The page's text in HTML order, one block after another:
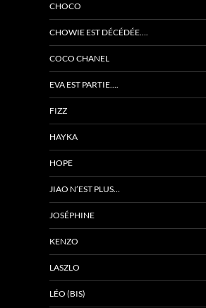
CHOCO
CHOWIE EST DÉCÉDÉE….
COCO CHANEL
EVA EST PARTIE….
FIZZ
HAYKA
HOPE
JIAO N’EST PLUS…
JOSÉPHINE
KENZO
LASZLO
LÉO (BIS)